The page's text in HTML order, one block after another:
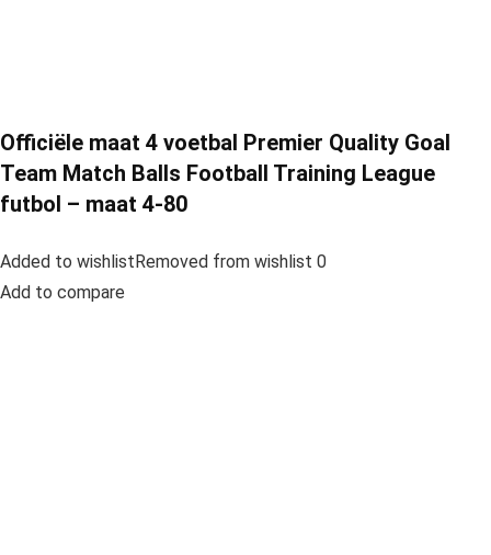
Officiële maat 4 voetbal Premier Quality Goal
Team Match Balls Football Training League
futbol – maat 4-80
Added to wishlistRemoved from wishlist 0
Add to compare